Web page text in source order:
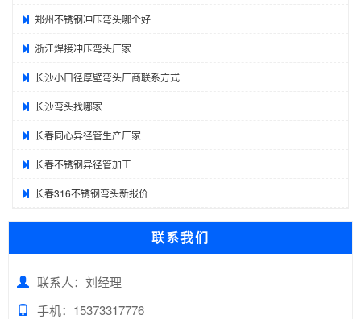
郑州不锈钢冲压弯头哪个好
浙江焊接冲压弯头厂家
长沙小口径厚壁弯头厂商联系方式
长沙弯头找哪家
长春同心异径管生产厂家
长春不锈钢异径管加工
长春316不锈钢弯头新报价
联系我们
联系人：刘经理
手机：15373317776